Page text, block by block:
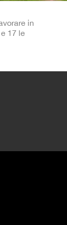
in
17 le